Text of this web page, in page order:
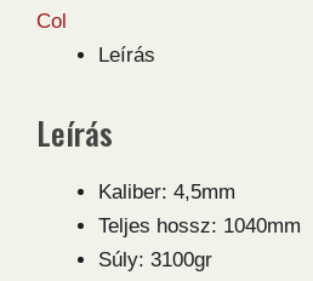
PCP
Col
Leírás
Leírás
Kaliber: 4,5mm
Teljes hossz: 1040mm
Súly: 3100gr